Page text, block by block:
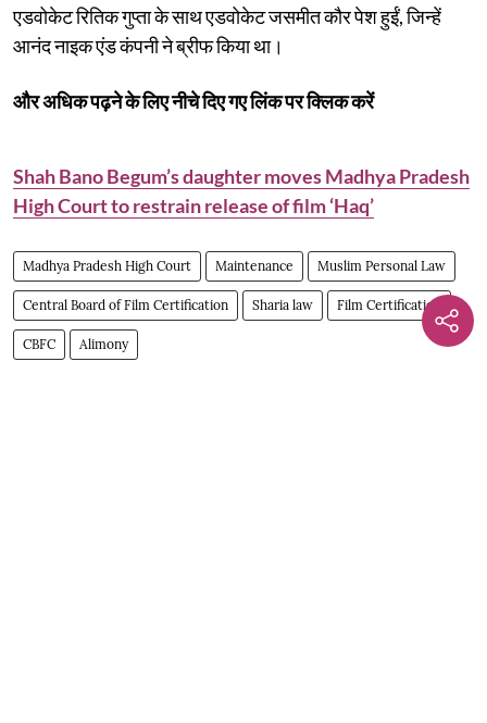
एडवोकेट रितिक गुप्ता के साथ एडवोकेट जसमीत कौर पेश हुईं, जिन्हें
आनंद नाइक एंड कंपनी ने ब्रीफ किया था।
और अधिक पढ़ने के लिए नीचे दिए गए लिंक पर क्लिक करें
Shah Bano Begum’s daughter moves Madhya Pradesh
High Court to restrain release of film ‘Haq’
Madhya Pradesh High Court Maintenance Muslim Personal Law
Central Board of Film Certification Sharia law Film Certification
CBFC Alimony